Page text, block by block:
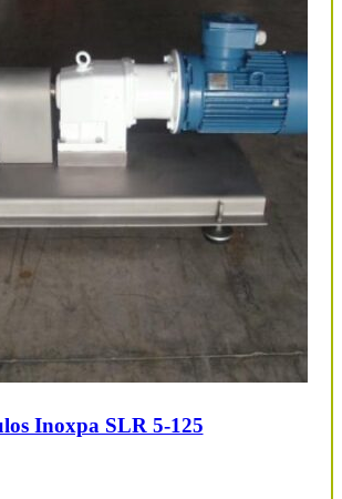
Inoxpa SLR 5-125